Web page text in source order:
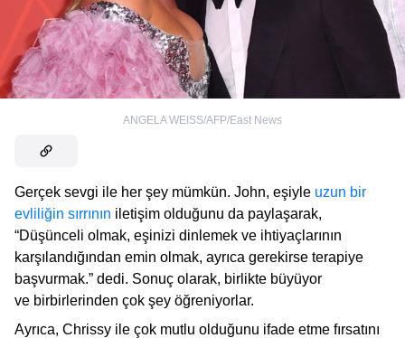
ANGELA WEISS/AFP/East News
Gerçek sevgi ile her şey mümkün. John, eşiyle uzun bir
evliliğin sırrının iletişim olduğunu da paylaşarak,
“Düşünceli olmak, eşinizi dinlemek ve ihtiyaçlarının
karşılandığından emin olmak, ayrıca gerekirse terapiye
başvurmak.” dedi. Sonuç olarak, birlikte büyüyor
ve birbirlerinden çok şey öğreniyorlar.
Ayrıca, Chrissy ile çok mutlu olduğunu ifade etme fırsatını